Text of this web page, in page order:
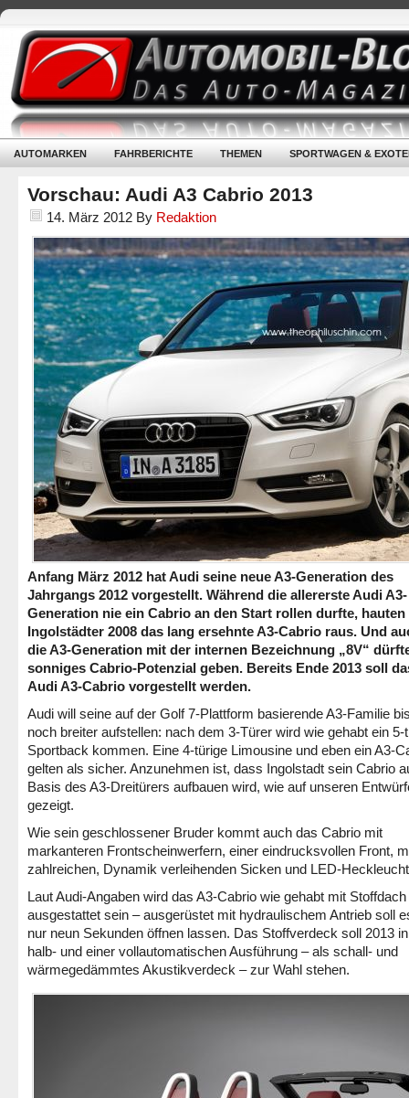
AUTOMARKEN FAHRBERICHTE THEMEN SPORTWAGEN &
Vorschau: Audi A3 Cabrio 2013
14. März 2012 By Redaktion
Anfang März 2012 hat Audi seine neue A3-Generation des
Jahrgangs 2012 vorgestellt. Während die allererste Audi A3-
Generation nie ein Cabrio an den Start rollen durfte, hauten
Ingolstädter 2008 das lang ersehnte A3-Cabrio raus. Und
die A3-Generation mit der internen Bezeichnung „8V“
sonniges Cabrio-Potenzial geben. Bereits Ende 2013 soll
Audi A3-Cabrio vorgestellt werden.
Audi will seine auf der Golf 7-Plattform basierende A3-Familie
noch breiter aufstellen: nach dem 3-Türer wird wie gehabt ein 5-
Sportback kommen. Eine 4-türige Limousine und eben ein A3-
gelten als sicher. Anzunehmen ist, dass Ingolstadt sein Cabrio
Basis des A3-Dreitürers aufbauen wird, wie auf unseren
gezeigt.
Wie sein geschlossener Bruder kommt auch das Cabrio mit
markanteren Frontscheinwerfern, einer eindrucksvollen Front,
zahlreichen, Dynamik verleihenden Sicken und LED-
Laut Audi-Angaben wird das A3-Cabrio wie gehabt mit Stoffdach
ausgestattet sein – ausgerüstet mit hydraulischem Antrieb soll
nur neun Sekunden öffnen lassen. Das Stoffverdeck soll 2013
halb- und einer vollautomatischen Ausführung – als schall- und
wärmegedämmtes Akustikverdeck – zur Wahl stehen.